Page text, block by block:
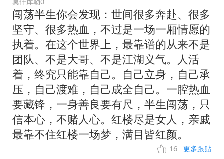
闯荡半生你会发现：世间很多奔赴、很多
坚守、很多热血，不过是一场一厢情愿的
执着。在这个世界上，最靠谱的从来不是
团队、不是大哥、不是江湖义气。人活
着，终究只能靠自己。自己立身，自己承
压，自己渡难，自己成全自己。一腔热血
要藏锋，一身善良要有尺，半生闯荡，只
信本心，不赌人心。红楼尽是女人，亲戚
最靠不住红楼一场梦，满目皆红颜。
16 更多跟贴